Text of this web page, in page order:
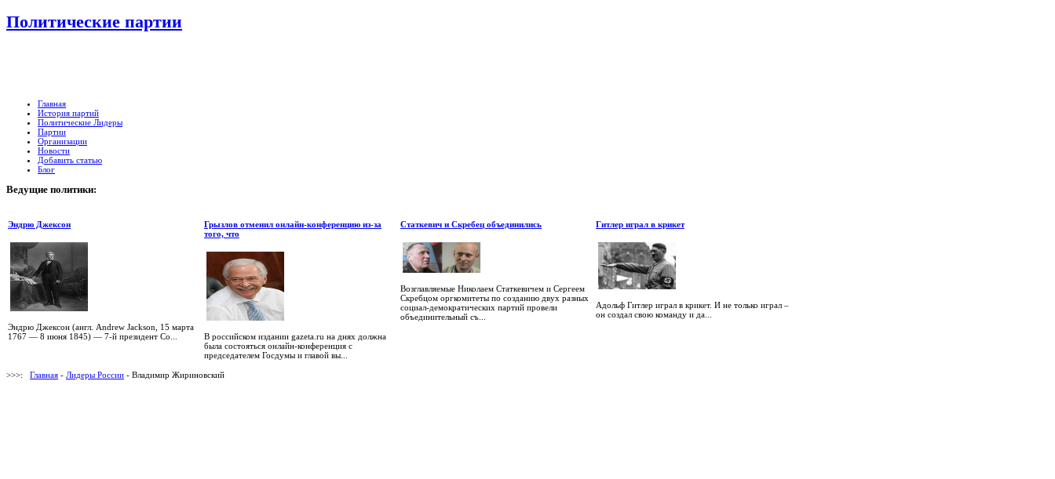
Политические партии
Главная
История партий
Политические Лидеры
Партии
Организации
Новости
Добавить статью
Блог
Ведущие политики:
Эндрю Джексон
Эндрю Джексон (англ. Andrew Jackson, 15 марта
1767 — 8 июня 1845) — 7-й президент Со...
Грызлов отменил онлайн-конференцию из-за
того, что
В российском издании gazeta.ru на днях должна
была состояться онлайн-конференция с
председателем Госдумы и главой вы...
Статкевич и Скребец объединились
Возглавляемые Николаем Статкевичем и Сергеем
Скребцом оргкомитеты по созданию двух разных
социал-демократических партий провели
объединительный съ...
Гитлер играл в крикет
Адольф Гитлер играл в крикет. И не только играл –
он создал свою команду и да...
>>>: Главная - Лидеры России - Владимир Жириновский